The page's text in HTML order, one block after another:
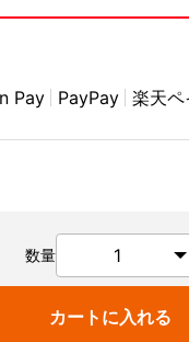
Pay PayPay 楽天ペ
数量
カートに入れる